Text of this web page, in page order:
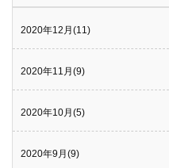
2020年12月(11)
2020年11月(9)
2020年10月(5)
2020年9月(9)